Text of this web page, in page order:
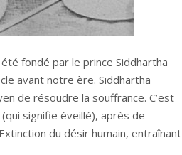
fondé par le prince Siddhartha
avant notre ère. Siddhartha
de résoudre la souffrance. C’est
(qui signifie éveillé), après de
du désir humain, entraînant